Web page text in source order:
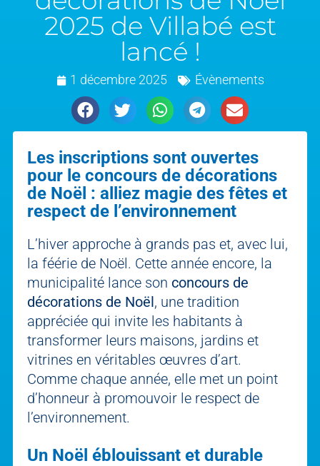
2025 de Villabé est
lancé !
1 décembre 2025 Évènements
Les inscriptions sont ouvertes
pour le concours de décorations
de Noël : alliez magie des fêtes et
respect de l’environnement
L’hiver approche à grands pas et, avec lui,
la féérie de Noël. Cette année encore, la
municipalité lance son concours de
décorations de Noël, une tradition
appréciée qui invite les habitants à
transformer leurs maisons, jardins et
vitrines en véritables œuvres d’art.
Comme chaque année, elle met un point
d’honneur à promouvoir le respect de
l’environnement.
Un Noël éblouissant et durable